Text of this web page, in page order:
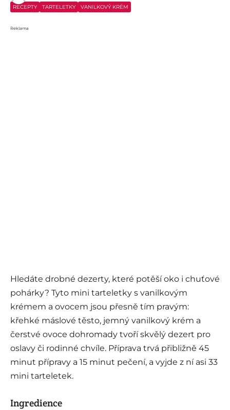
RECEPTY
TARTELETKY VANILKOVÝ KRÉM
Reklama
Hledáte drobné dezerty, které potěší oko i chuťové
pohárky? Tyto mini tarteletky s vanilkovým
krémem a ovocem jsou přesně tím pravým:
křehké máslové těsto, jemný vanilkový krém a
čerstvé ovoce dohromady tvoří skvělý dezert pro
oslavy či rodinné chvíle. Příprava trvá přibližně 45
minut přípravy a 15 minut pečení, a vyjde z ní asi 33
mini tarteletek.
Ingredience